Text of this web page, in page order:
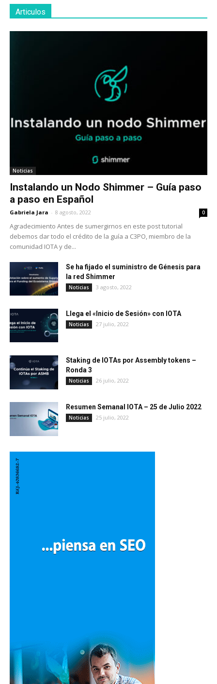
Articulos
Noticias
Instalando un Nodo Shimmer – Guía paso
a paso en Español
Gabriela Jara - 8 agosto, 2022 0
Agradecimiento Antes de sumergirnos en este post tutorial
debemos dar todo el crédito de la guía a C3PO, miembro de la
comunidad IOTA y de...
Se ha fijado el suministro de Génesis para
la red Shimmer
Noticias 3 agosto, 2022
Llega el «Inicio de Sesión» con IOTA
Noticias 27 julio, 2022
Staking de IOTAs por Assembly tokens –
Ronda 3
Noticias 26 julio, 2022
Resumen Semanal IOTA – 25 de Julio 2022
Noticias 25 julio, 2022